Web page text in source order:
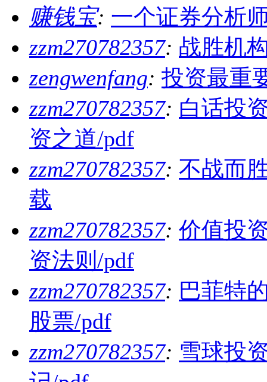
赚钱宝: 一个证券分析
zzm270782357: 战胜机
zengwenfang: 投资最重
zzm270782357: 白话投
资之道/pdf
zzm270782357: 不战而
载
zzm270782357: 价值投
资法则/pdf
zzm270782357: 巴菲特
股票/pdf
zzm270782357: 雪球投